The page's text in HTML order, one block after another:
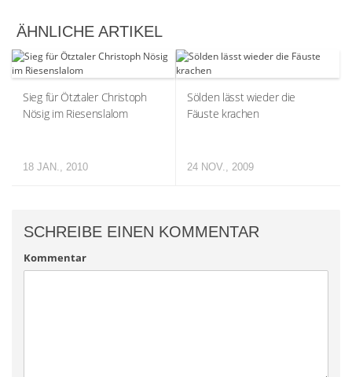
ÄHNLICHE ARTIKEL
Sieg für Ötztaler Christoph
Nösig im Riesenslalom
18 JAN., 2010
Sölden lässt wieder die
Fäuste krachen
24 NOV., 2009
SCHREIBE EINEN KOMMENTAR
Kommentar